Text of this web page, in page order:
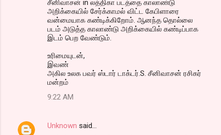
சீனிவாசன் in லத்திகா படத்தை காலாண்டு
அறிக்கையில் சேர்க்காமல் விட்ட கேபிளாரை
வன்மையாக கண்டிக்கிறோம். ஆனந்த தொல்லை
படம் அடுத்த காலாண்டு அறிக்கையில் கண்டிப்பாக
இடம் பெற வேண்டும்.
உரிமையுடன்,
இவண்
அகில உலக பவர் ஸ்டார் டாக்டர்.S. சீனிவாசன் ரசிகர்
மன்றம்
9:22 AM
Unknown said…